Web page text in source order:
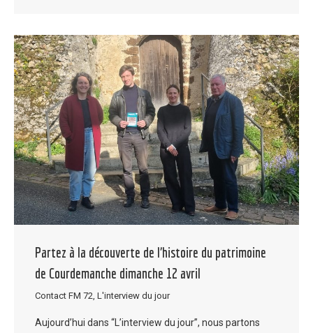
Partez à la découverte de l’histoire du patrimoine
de Courdemanche dimanche 12 avril
Contact FM 72 L'interview du jour
Aujourd’hui dans “L’interview du jour”, nous partons